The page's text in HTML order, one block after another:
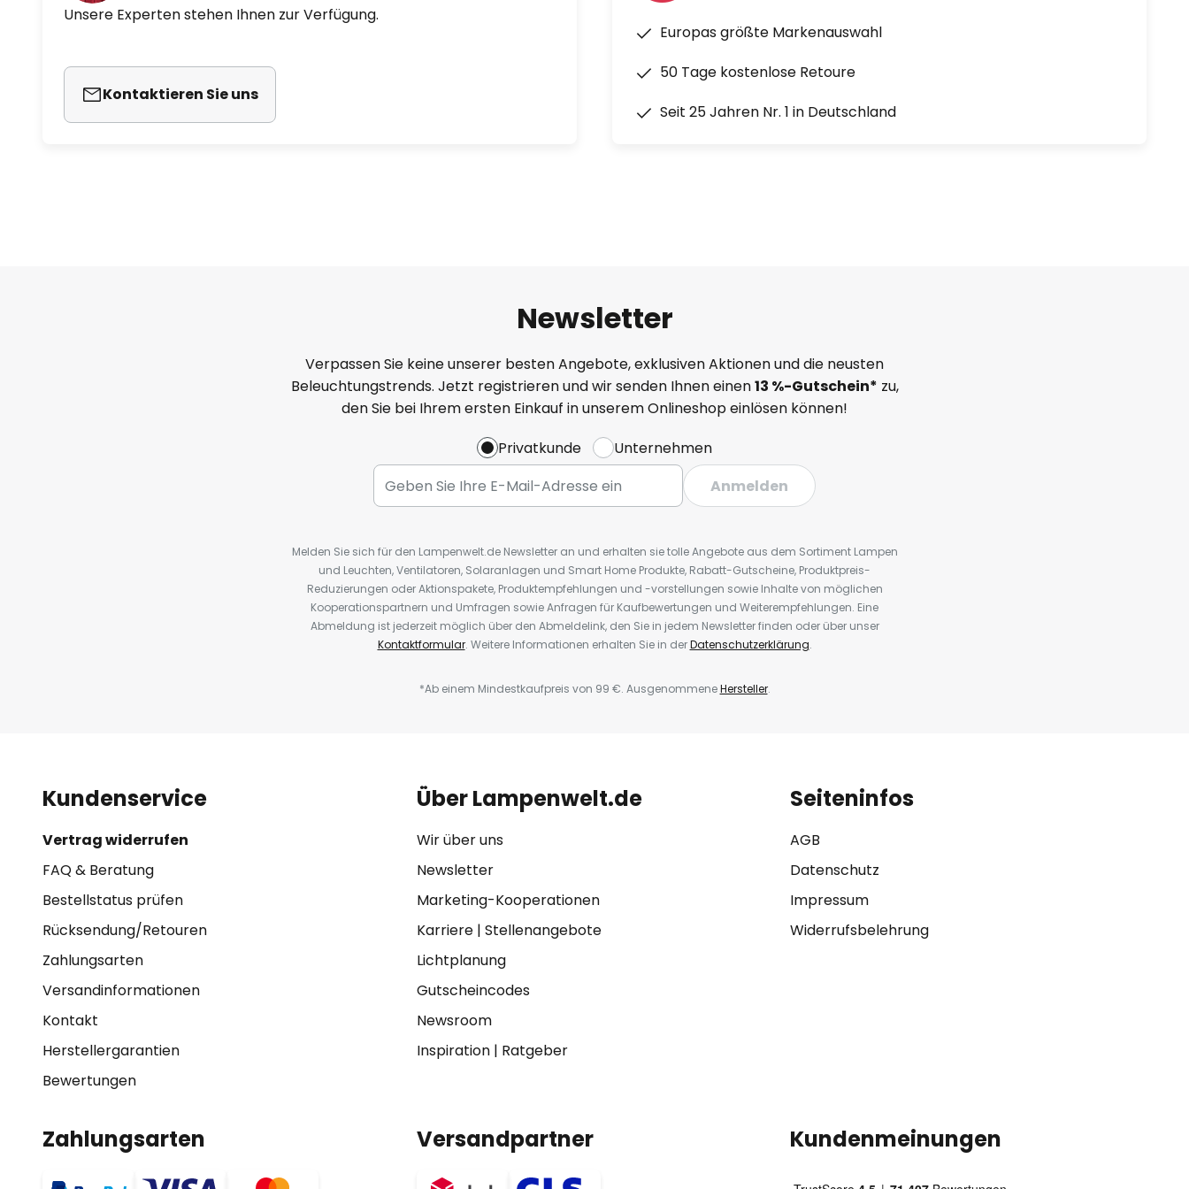
Unsere Experten stehen Ihnen zur Verfügung.
Kontaktieren Sie uns
Europas größte Markenauswahl
50 Tage kostenlose Retoure
Seit 25 Jahren Nr. 1 in Deutschland
Newsletter
Verpassen Sie keine unserer besten Angebote, exklusiven Aktionen und die neusten
Beleuchtungstrends. Jetzt registrieren und wir senden Ihnen einen13 %-Gutschein* zu,
den Sie bei Ihrem ersten Einkauf in unserem Onlineshop einlösen können!
Privatkunde
Unternehmen
Anmelden
Melden Sie sich für den Lampenwelt.de Newsletter an und erhalten sie tolle Angebote aus dem Sortiment Lampen
und Leuchten, Ventilatoren, Solaranlagen und Smart Home Produkte, Rabatt-Gutscheine, Produktpreis-
Reduzierungen oder Aktionspakete, Produktempfehlungen und -vorstellungen sowie Inhalte von möglichen
Kooperationspartnern und Umfragen sowie Anfragen für Kaufbewertungen und Weiterempfehlungen. Eine
Abmeldung ist jederzeit möglich über den Abmeldelink, den Sie in jedem Newsletter finden oder über unser
Kontaktformular. Weitere Informationen erhalten Sie in derDatenschutzerklärung.
*Ab einem Mindestkaufpreis von 99 €. AusgenommeneHersteller.
Kundenservice
Vertrag widerrufen
FAQ & Beratung
Bestellstatus prüfen
Rücksendung/Retouren
Zahlungsarten
Versandinformationen
Kontakt
Herstellergarantien
Bewertungen
Über Lampenwelt.de
Wir über uns
Newsletter
Marketing-Kooperationen
Karriere| Stellenangebote
Lichtplanung
Gutscheincodes
Newsroom
Inspiration| Ratgeber
Seiteninfos
AGB
Datenschutz
Impressum
Widerrufsbelehrung
Zahlungsarten Versandpartner Kundenmeinungen